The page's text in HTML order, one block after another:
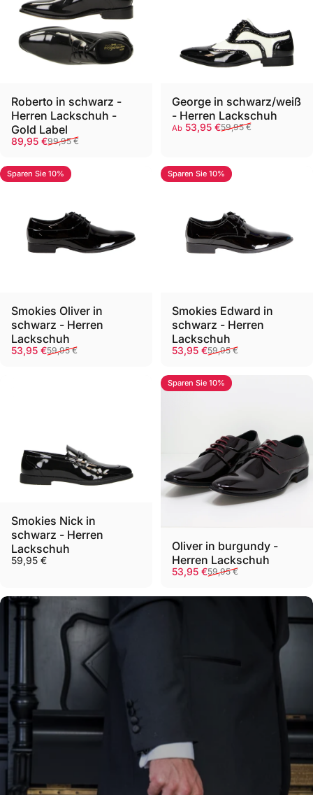
Roberto in schwarz -
Herren Lackschuh -
Gold Label
Verkaufspreis
89,95 €
Normaler Preis
99,95 €
George in schwarz/weiß
- Herren Lackschuh
Verkaufspreis
Ab 53,95 €
Normaler Preis
59,95 €
Sparen Sie 10%
Smokies Oliver in
schwarz - Herren
Lackschuh
Verkaufspreis
53,95 €
Normaler Preis
59,95 €
Sparen Sie 10%
Smokies Edward in
schwarz - Herren
Lackschuh
Verkaufspreis
53,95 €
Normaler Preis
59,95 €
Smokies Nick in
schwarz - Herren
Lackschuh
59,95 €
Sparen Sie 10%
Oliver in burgundy -
Herren Lackschuh
Verkaufspreis
53,95 €
Normaler Preis
59,95 €